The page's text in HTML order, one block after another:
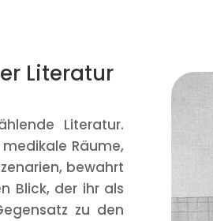
Literatur
Literatur.
Räume,
bewahrt
Blick, der ihr als
zu den